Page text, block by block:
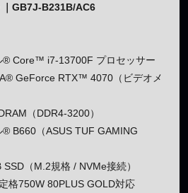
｜GB7J-B231B/AC6
® Core™ i7-13700F プロセッサー
GeForce RTX™ 4070（ビデオメ
（DDR4-3200）
® B660（ASUS TUF GAMING
SSD（M.2規格 / NVMe接続）
格750W 80PLUS GOLD対応